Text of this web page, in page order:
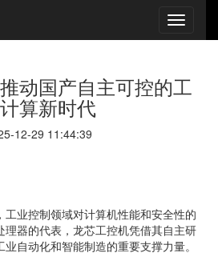
动国产自主可控的工
算新时代
12-29 11:44:39
业控制领域对计算机性能和安全性的
器的代表，龙芯工控机凭借其自主研
自动化和智能制造的重要支撑力量。